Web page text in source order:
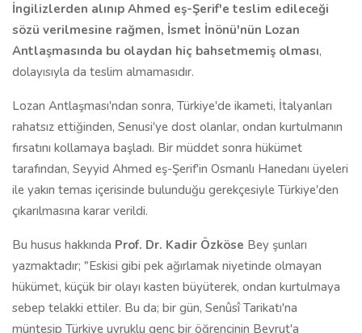
İngilizlerden alınıp Ahmed eş-Şerif'e teslim edileceği
sözü verilmesine rağmen, İsmet İnönü'nün Lozan
Antlaşmasında bu olaydan hiç bahsetmemiş olması,
dolayısıyla da teslim almamasıdır.
Lozan Antlaşması'ndan sonra, Türkiye'de ikameti, İtalyanları
rahatsız ettiğinden, Senusi'ye dost olanlar, ondan kurtulmanın
fırsatını kollamaya başladı. Bir müddet sonra hükümet
tarafından, Seyyid Ahmed eş-Şerif'in Osmanlı Hanedanı üyeleri
ile yakın temas içerisinde bulunduğu gerekçesiyle Türkiye'den
çıkarılmasına karar verildi.
Bu husus hakkında Prof. Dr. Kadir Özköse Bey şunları
yazmaktadır; "Eskisi gibi pek ağırlamak niyetinde olmayan
hükümet, küçük bir olayı kasten büyüterek, ondan kurtulmaya
sebep telakki ettiler. Bu da; bir gün, Senûsî Tarikatı'na
müntesip Türkiye uyruklu genç bir öğrencinin Beyrut'a